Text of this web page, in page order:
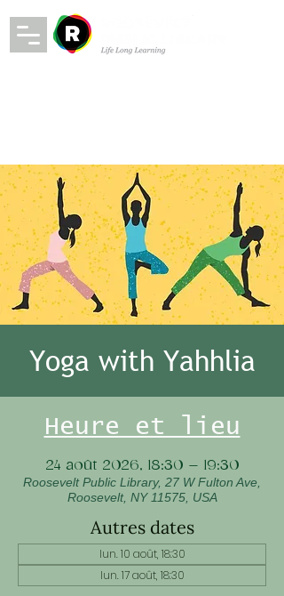
Yoga with Yahhlia
Heure et lieu
24 août 2026, 18:30 – 19:30
Roosevelt Public Library, 27 W Fulton Ave,
Roosevelt, NY 11575, USA
Autres dates
lun. 10 août, 18:30
lun. 17 août, 18:30